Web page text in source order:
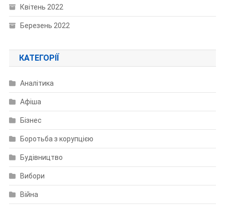
Квітень 2022
Березень 2022
КАТЕГОРІЇ
Аналітика
Афіша
Бізнес
Боротьба з корупцією
Будівництво
Вибори
Війна